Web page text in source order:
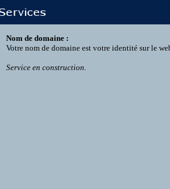
Nom de domaine :
Votre nom de domaine est votre identité sur le
Service en construction.